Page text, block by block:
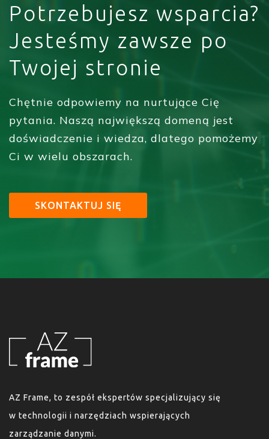
Potrzebujesz wsparcia?
Jesteśmy zawsze po
Twojej stronie
Chętnie odpowiemy na nurtujące Cię
pytania. Naszą największą domeną jest
doświadczenie i wiedza, dlatego pomożemy
Ci w wielu obszarach.
SKONTAKTUJ SIĘ
AZ Frame, to zespół ekspertów specjalizujący się
w technologii i narzędziach wspierających
zarządzanie danymi.